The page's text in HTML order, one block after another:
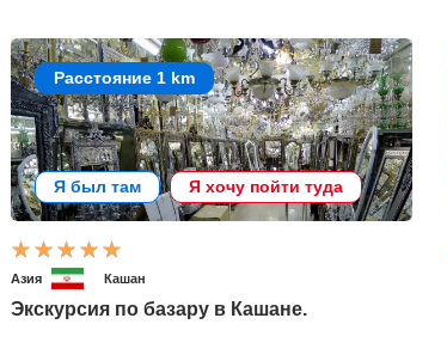
Расстояние 1 km
Я был там Я хочу пойти туда
Азия Кашан
Экскурсия по базару в Кашане.